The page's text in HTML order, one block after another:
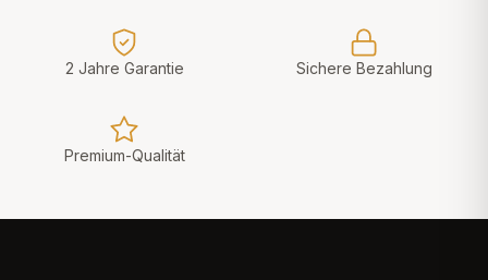
2 Jahre Garantie Sichere Bezahlung
Premium-Qualität